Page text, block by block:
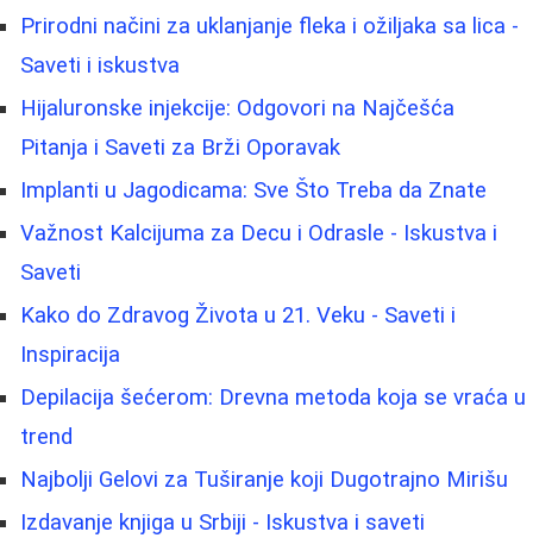
Prirodni načini za uklanjanje fleka i ožiljaka sa lica -
Saveti i iskustva
Hijaluronske injekcije: Odgovori na Najčešća
Pitanja i Saveti za Brži Oporavak
Implanti u Jagodicama: Sve Što Treba da Znate
Važnost Kalcijuma za Decu i Odrasle - Iskustva i
Saveti
Kako do Zdravog Života u 21. Veku - Saveti i
Inspiracija
Depilacija šećerom: Drevna metoda koja se vraća u
trend
Najbolji Gelovi za Tuširanje koji Dugotrajno Mirišu
Izdavanje knjiga u Srbiji - Iskustva i saveti